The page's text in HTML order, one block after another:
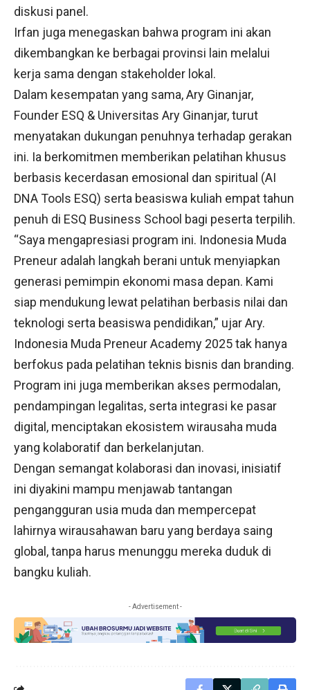
diskusi panel.
Irfan juga menegaskan bahwa program ini akan
dikembangkan ke berbagai provinsi lain melalui
kerja sama dengan stakeholder lokal.
Dalam kesempatan yang sama, Ary Ginanjar,
Founder ESQ & Universitas Ary Ginanjar, turut
menyatakan dukungan penuhnya terhadap gerakan
ini. Ia berkomitmen memberikan pelatihan khusus
berbasis kecerdasan emosional dan spiritual (AI
DNA Tools ESQ) serta beasiswa kuliah empat tahun
penuh di ESQ Business School bagi peserta terpilih.
“Saya mengapresiasi program ini. Indonesia Muda
Preneur adalah langkah berani untuk menyiapkan
generasi pemimpin ekonomi masa depan. Kami
siap mendukung lewat pelatihan berbasis nilai dan
teknologi serta beasiswa pendidikan,” ujar Ary.
Indonesia Muda Preneur Academy 2025 tak hanya
berfokus pada pelatihan teknis bisnis dan branding.
Program ini juga memberikan akses permodalan,
pendampingan legalitas, serta integrasi ke pasar
digital, menciptakan ekosistem wirausaha muda
yang kolaboratif dan berkelanjutan.
Dengan semangat kolaborasi dan inovasi, inisiatif
ini diyakini mampu menjawab tantangan
pengangguran usia muda dan mempercepat
lahirnya wirausahawan baru yang berdaya saing
global, tanpa harus menunggu mereka duduk di
bangku kuliah.
- Advertisement -